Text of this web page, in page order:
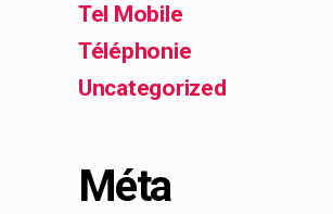
Tel Mobile
Téléphonie
Uncategorized
Méta